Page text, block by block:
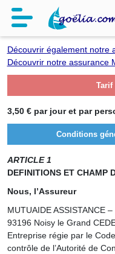
Assurance ski
Découvrir également notre
Découvrir notre assurance
Tarif
3,50 € par jour et par
Conditions
ARTICLE 1
DEFINITIONS ET CHAMP
Nous, l’Assureur
MUTUAIDE ASSISTANCE
93196 Noisy le Grand
Entreprise régie par le
contrôle de l’Autorité de